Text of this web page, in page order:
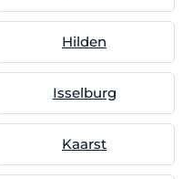
Hilden
Isselburg
Kaarst